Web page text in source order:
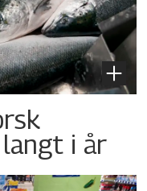
i år